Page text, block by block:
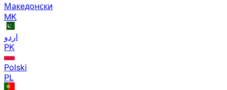
Македонски
MK
اردو
PK
Polski
PL